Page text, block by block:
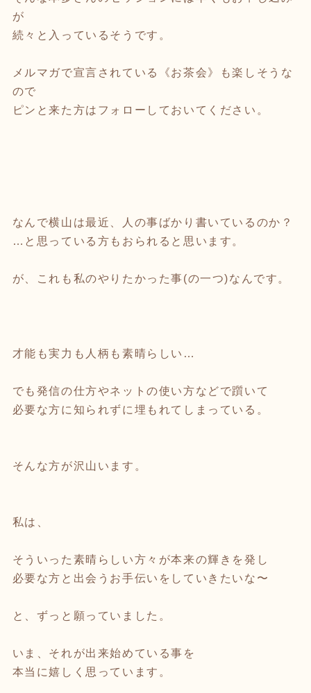
が
続々と入っているそうです。
メルマガで宣言されている《お茶会》も楽しそうな
ので
ピンと来た方はフォローしておいてください。
なんで横山は最近、人の事ばかり書いているのか？
…と思っている方もおられると思います。
が、これも私のやりたかった事(の一つ)なんです。
才能も実力も人柄も素晴らしい…
でも発信の仕方やネットの使い方などで躓いて
必要な方に知られずに埋もれてしまっている。
そんな方が沢山います。
私は、
そういった素晴らしい方々が本来の輝きを発し
必要な方と出会うお手伝いをしていきたいな〜
と、ずっと願っていました。
いま、それが出来始めている事を
本当に嬉しく思っています。